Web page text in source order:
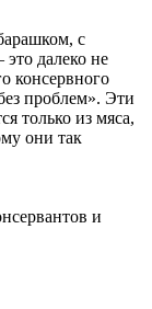
с
далеко не
консервного
проблем». Эти
только из мяса,
они так
и